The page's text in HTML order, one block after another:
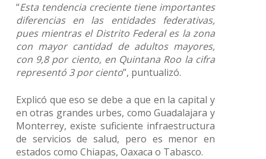
“Esta tendencia creciente tiene importantes
diferencias en las entidades federativas,
pues mientras el Distrito Federal es la zona
con mayor cantidad de adultos mayores,
con 9,8 por ciento, en Quintana Roo la cifra
representó 3 por ciento”, puntualizó.
Explicó que eso se debe a que en la capital y
en otras grandes urbes, como Guadalajara y
Monterrey, existe suficiente infraestructura
de servicios de salud, pero es menor en
estados como Chiapas, Oaxaca o Tabasco.